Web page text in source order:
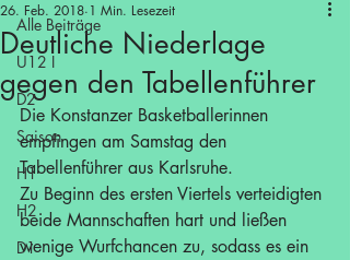
Alle Beiträge
U12 I
D2
Saison
H1
H2
D1
Deutliche Niederlage
gegen den Tabellenführer
26. Feb. 2018 1 Min. Lesezeit
Die Konstanzer Basketballerinnen
empfingen am Samstag den
Tabellenführer aus Karlsruhe.
Zu Beginn des ersten Viertels verteidigten
beide Mannschaften hart und ließen
wenige Wurfchancen zu, sodass es ein